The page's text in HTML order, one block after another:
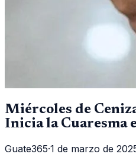
Miércoles de
Inicia la Cuaresma
Guate365·1 de marzo de